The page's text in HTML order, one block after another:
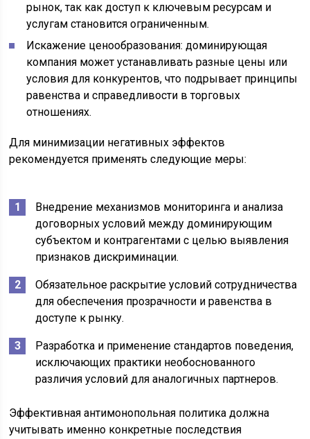
рынок, так как доступ к ключевым ресурсам и
услугам становится ограниченным.
Искажение ценообразования: доминирующая
компания может устанавливать разные цены или
условия для конкурентов, что подрывает принципы
равенства и справедливости в торговых
отношениях.
Для минимизации негативных эффектов
рекомендуется применять следующие меры:
Внедрение механизмов мониторинга и анализа
договорных условий между доминирующим
субъектом и контрагентами с целью выявления
признаков дискриминации.
Обязательное раскрытие условий сотрудничества
для обеспечения прозрачности и равенства в
доступе к рынку.
Разработка и применение стандартов поведения,
исключающих практики необоснованного
различия условий для аналогичных партнеров.
Эффективная антимонопольная политика должна
учитывать именно конкретные последствия